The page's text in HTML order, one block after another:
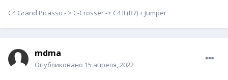
С4 Grand Picasso - > С-Сrosser -> C4 II (B7) + Jumper
mdma
Опубликовано 15 апреля, 2022